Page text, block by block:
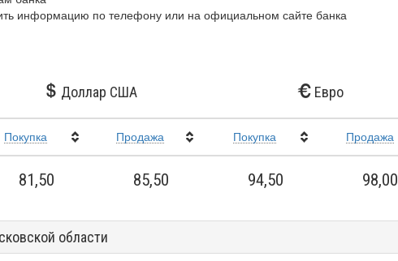
информацию по телефону или на официальном сайте банка
Доллар США Евро
Покупка Прoдажа Покупка Продажа
81,50 85,50 94,50 98,00
области